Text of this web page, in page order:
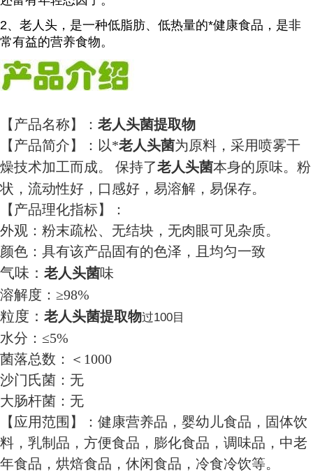
2、老人头，是一种低脂肪、低热量的*健康食品，是非
常有益的营养食物。
【产品名称】： 老人头菌提取物
【产品简介】：以*老人头菌为原料，采用喷雾干
燥技术加工而成。 保持了老人头菌本身的原味。粉
状，流动性好，口感好，易溶解，易保存。
【产品理化指标】：
外观：粉末疏松、无结块，无肉眼可见杂质。
颜色：具有该产品固有的色泽，且均匀一致
气味： 老人头菌味
溶解度：≥98%
粒度： 老人头菌提取物过100目
水分：≤5%
菌落总数：＜1000
沙门氏菌：无
大肠杆菌：无
【应用范围】：健康营养品，婴幼儿食品，固体饮
料，乳制品，方便食品，膨化食品，调味品，中老
年食品，烘焙食品，休闲食品，冷食冷饮等。